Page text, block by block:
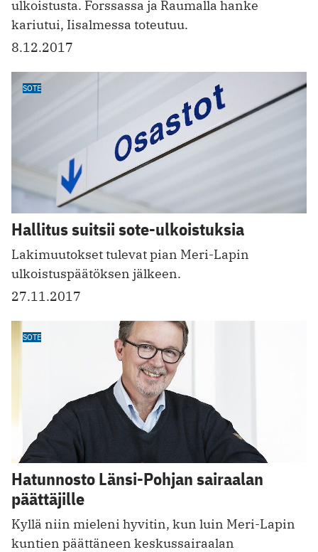
ulkoistusta. Forssassa ja Raumalla hanke
kariutui, Iisalmessa toteutuu.
8.12.2017
SOTE
Hallitus suitsii sote-ulkoistuksia
Lakimuutokset tulevat pian Meri-Lapin
ulkoistuspäätöksen jälkeen.
27.11.2017
SOTE
Hatunnosto Länsi-Pohjan sairaalan
päättäjille
Kyllä niin mieleni hyvitin, kun luin Meri-Lapin
kuntien päättäneen keskussairaalan